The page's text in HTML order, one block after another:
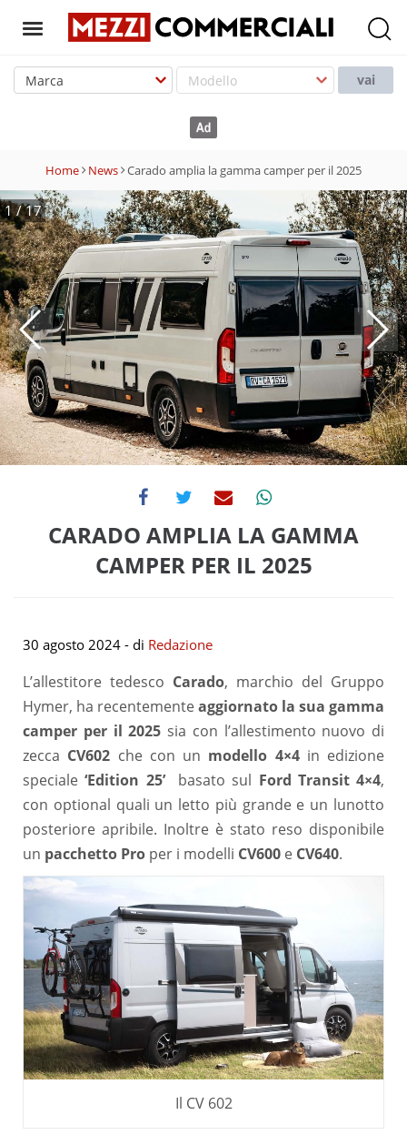
T
g
a
v
i
g
a
t
i
o
n
vai
Home News Carado amplia la gamma camper per il 2025
1/17
CARADO AMPLIA LA GAMMA
CAMPER PER IL 2025
30 agosto 2024 - di Redazione
L’allestitore tedesco Carado, marchio del Gruppo
Hymer, ha recentementeaggiornato la sua gamma
camper per il 2025 sia con l’allestimento nuovo di
zecca CV602 che con un modello 4×4in edizione
speciale‘Edition 25’basato sul Ford Transit 4×4,
con optional quali un letto più grande e un lunotto
posteriore apribile. Inoltre è stato reso disponibile
un pacchetto Pro per i modelli CV600 e CV640.
Il CV 602